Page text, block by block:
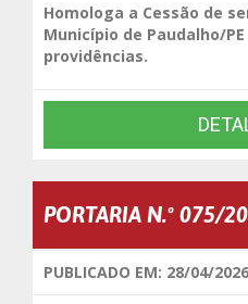
Homologa a Cessão de
Município de Paudalho/
providências.
PORTARIA N.º 075/
PUBLICADO EM: 28/04/